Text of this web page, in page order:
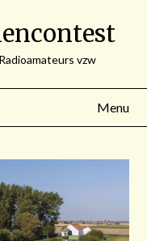
vzw
Menu